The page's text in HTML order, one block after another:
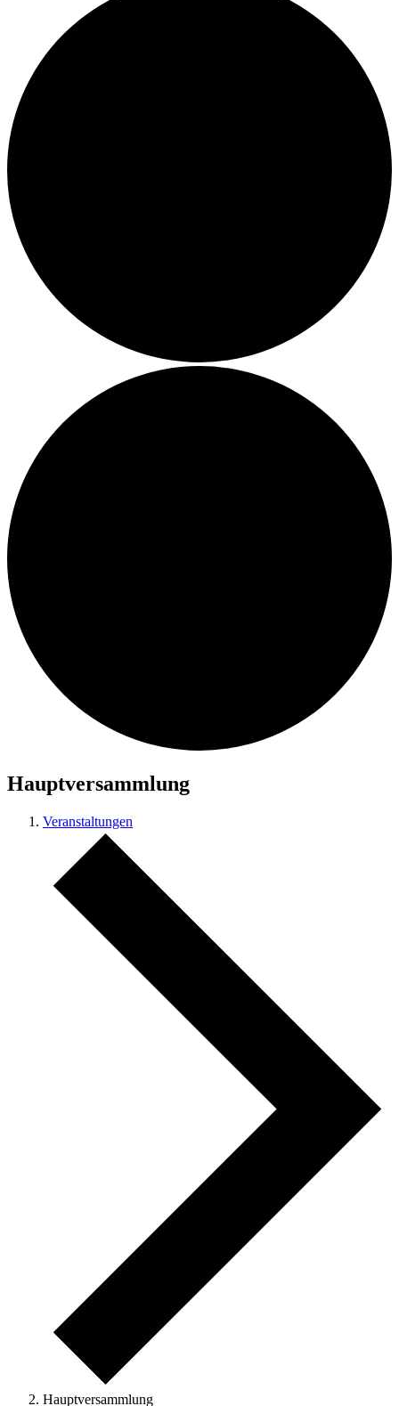
Hauptversammlung
Veranstaltungen
Hauptversammlung